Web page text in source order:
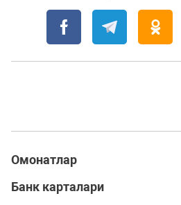
Омонатлар
Банк карталари